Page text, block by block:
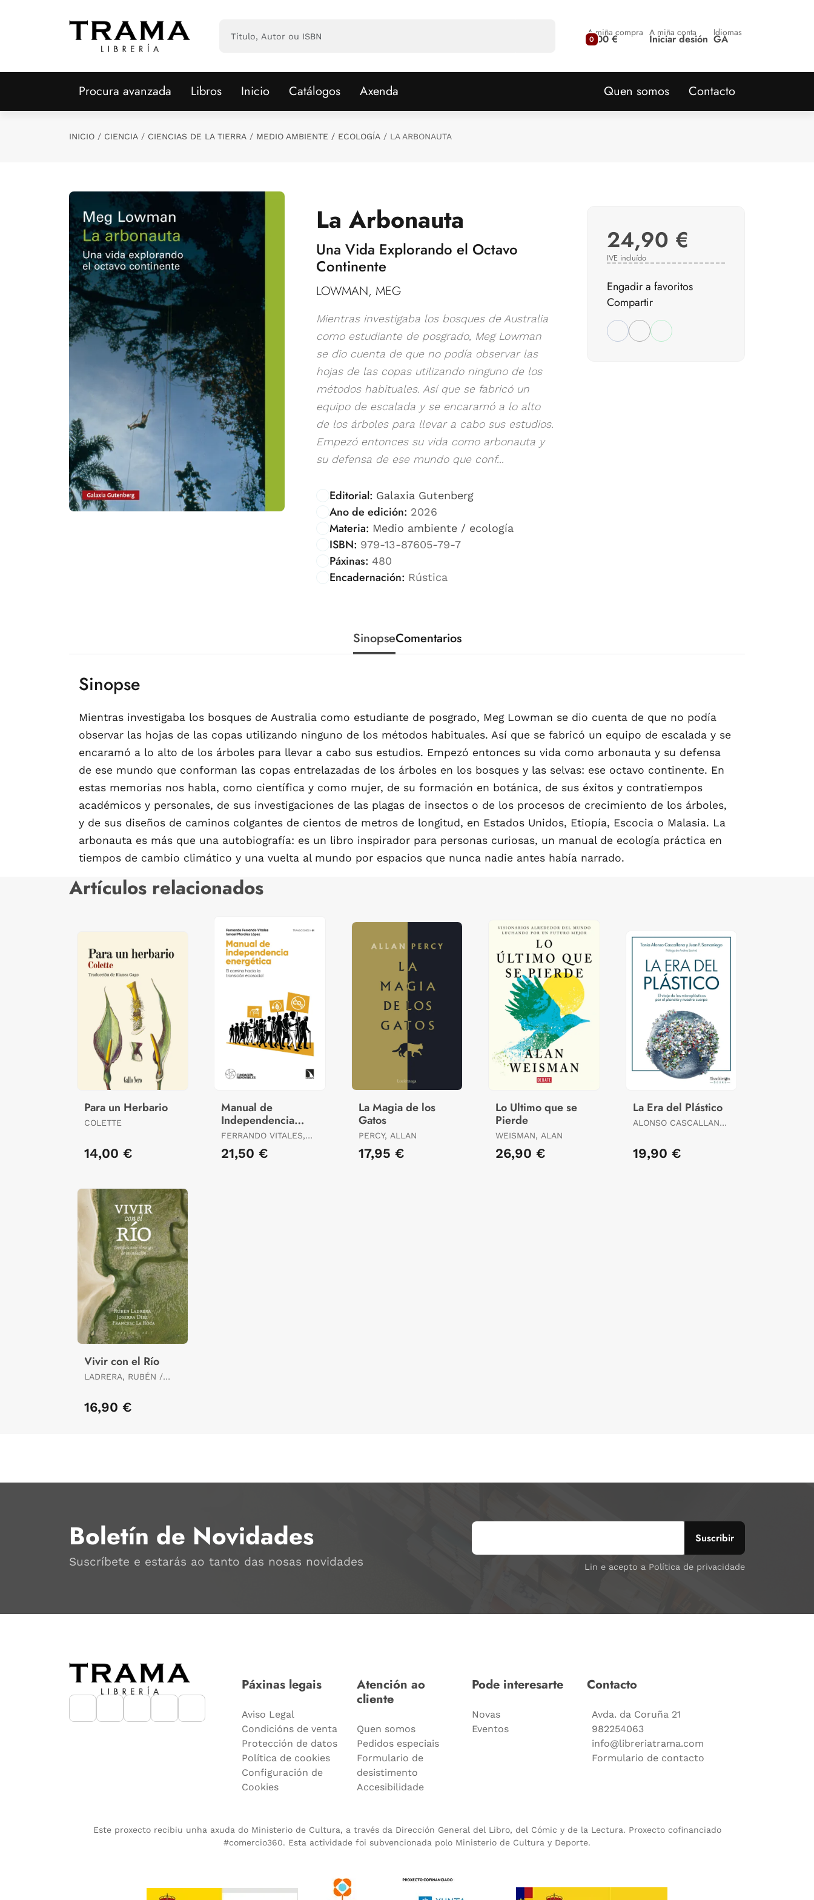
0
A miña compra
0,00 € A miña conta
Iniciar desión Idiomas
GA
Procura avanzada Libros Inicio Catálogos Axenda Quen somos Contacto
INICIO CIENCIA CIENCIAS DE LA TIERRA MEDIO AMBIENTE / ECOLOGÍA LA ARBONAUTA
La Arbonauta
Una Vida Explorando el Octavo
Continente
LOWMAN, MEG
Mientras investigaba los bosques de Australia
como estudiante de posgrado, Meg Lowman
se dio cuenta de que no podía observar las
hojas de las copas utilizando ninguno de los
métodos habituales. Así que se fabricó un
equipo de escalada y se encaramó a lo alto
de los árboles para llevar a cabo sus estudios.
Empezó entonces su vida como arbonauta y
su defensa de ese mundo que conf...
Editorial: Galaxia Gutenberg
Ano de edición: 2026
Materia: Medio ambiente / ecología
ISBN: 979-13-87605-79-7
Páxinas: 480
Encadernación: Rústica
24,90 €
IVE incluído
Engadir a favoritos
Compartir
SinopseComentarios
Sinopse
Mientras investigaba los bosques de Australia como estudiante de posgrado, Meg Lowman se dio cuenta de que no podía
observar las hojas de las copas utilizando ninguno de los métodos habituales. Así que se fabricó un equipo de escalada y se
encaramó a lo alto de los árboles para llevar a cabo sus estudios. Empezó entonces su vida como arbonauta y su defensa
de ese mundo que conforman las copas entrelazadas de los árboles en los bosques y las selvas: ese octavo continente. En
estas memorias nos habla, como científica y como mujer, de su formación en botánica, de sus éxitos y contratiempos
académicos y personales, de sus investigaciones de las plagas de insectos o de los procesos de crecimiento de los árboles,
y de sus diseños de caminos colgantes de cientos de metros de longitud, en Estados Unidos, Etiopía, Escocia o Malasia. La
arbonauta es más que una autobiografía: es un libro inspirador para personas curiosas, un manual de ecología práctica en
tiempos de cambio climático y una vuelta al mundo por espacios que nunca nadie antes había narrado.
Artículos relacionados
Para un Herbario
COLETTE
14,00 €
Manual de
Independencia
Energética
FERRANDO VITALES,
LÓPEZ, ISMAEL
21,50 €
La Magia de los
Gatos
PERCY, ALLAN
17,95 €
Lo Ultimo que se
Pierde
WEISMAN, ALAN
26,90 €
La Era del Plástico
ALONSO CASCALLANA,
19,90 €
Vivir con el Río
LADRERA, RUBÉN /
16,90 €
Boletín de Novidades
Suscríbete e estarás ao tanto das nosas novidades Lin e acepto a Política de privacidade
Páxinas legais
Aviso Legal
Condicións de venta
Protección de datos
Política de cookies
Configuración de
Cookies
Atención ao
cliente
Quen somos
Pedidos especiais
Formulario de
desistimento
Accesibilidade
Pode interesarte
Novas
Eventos
Contacto
Avda. da Coruña 21
982254063
info@libreriatrama.com
Formulario de contacto
Este proxecto recibiu unha axuda do Ministerio de Cultura, a través da Dirección General del Libro, del Cómic y de la Lectura. Proxecto cofinanciado
#comercio360. Esta actividade foi subvencionada polo Ministerio de Cultura y Deporte.